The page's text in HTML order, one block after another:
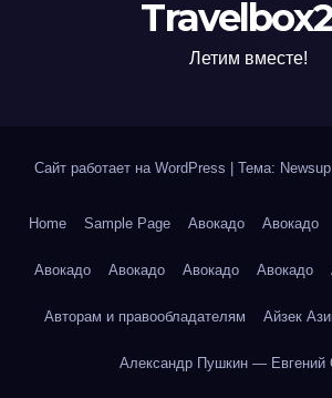
Летим вместе!
Сайт работает на WordPress Тема:
Home Sample Page Авокадо Авокадо
Авокадо Авокадо Авокадо Авокадо
Авторам и правообладателям Айзек
Александр Пушкин — Евгений